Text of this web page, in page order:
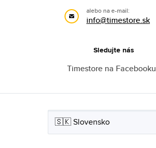
alebo na e-mail:
info@timestore.sk
Sledujte nás
Timestore na Facebooku